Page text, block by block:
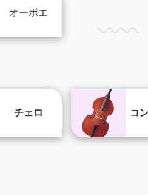
オーボエ
チェロ コ